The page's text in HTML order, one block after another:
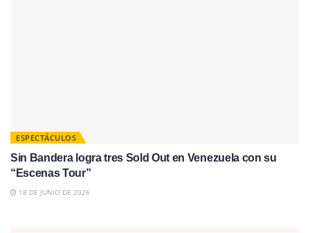
ESPECTÁCULOS
Sin Bandera logra tres Sold Out en Venezuela con su
“Escenas Tour”
18 DE JUNIO DE 2026